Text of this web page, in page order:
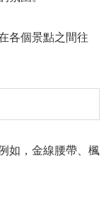
各個景點之間往
如，金線腰帶、楓